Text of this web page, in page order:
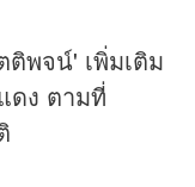
ติพจน์' เพิ่มเติม
ดง ตามที่